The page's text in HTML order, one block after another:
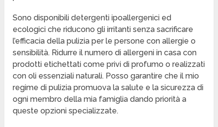
Sono disponibili detergenti ipoallergenici ed
ecologici che riducono gli irritanti senza sacrificare
l’efficacia della pulizia per le persone con allergie o
sensibilità. Ridurre il numero di allergeni in casa con
prodotti etichettati come privi di profumo o realizzati
con oli essenziali naturali. Posso garantire che il mio
regime di pulizia promuova la salute e la sicurezza di
ogni membro della mia famiglia dando priorità a
queste opzioni specializzate.